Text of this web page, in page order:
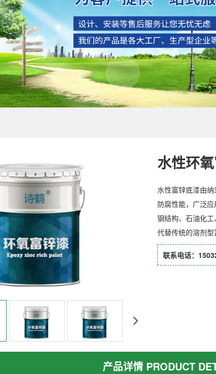
水性环
水性富锌底漆由
防腐性能，广泛
钢结构、石油化
代替传统的溶剂
联系电话：
产品详情 PRODUCT